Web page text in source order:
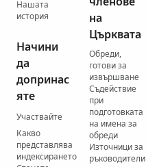
Нашата
история
Начини
да
допринас
яте
Участвайте
Какво
представлява
индексирането
на
Църквата
Обреди,
готови за
извършване
Съдействие
при
подготовката
на имена за
обреди
Източници за
ръководители